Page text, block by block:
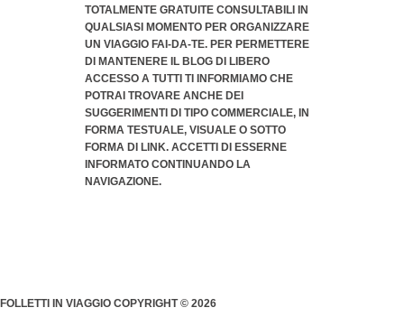
TOTALMENTE GRATUITE CONSULTABILI IN
QUALSIASI MOMENTO PER ORGANIZZARE
UN VIAGGIO FAI-DA-TE. PER PERMETTERE
DI MANTENERE IL BLOG DI LIBERO
ACCESSO A TUTTI TI INFORMIAMO CHE
POTRAI TROVARE ANCHE DEI
SUGGERIMENTI DI TIPO COMMERCIALE, IN
FORMA TESTUALE, VISUALE O SOTTO
FORMA DI LINK. ACCETTI DI ESSERNE
INFORMATO CONTINUANDO LA
NAVIGAZIONE.
FOLLETTI IN VIAGGIO COPYRIGHT © 2026